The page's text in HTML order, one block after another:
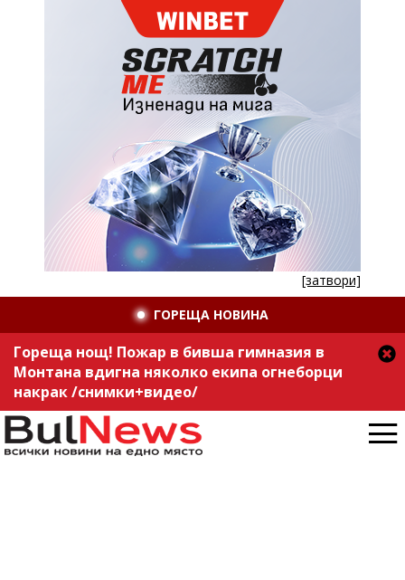
[затвори]
ГОРЕЩА НОВИНА
Гореща нощ! Пожар в бивша гимназия в
Монтана вдигна няколко екипа огнеборци
накрак /снимки+видео/